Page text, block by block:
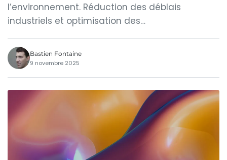
l’environnement. Réduction des déblais
industriels et optimisation des…
Bastien Fontaine
9 novembre 2025